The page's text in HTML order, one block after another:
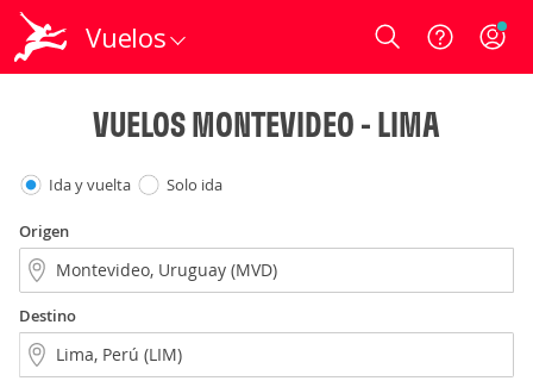
Vuelos Login
VUELOS MONTEVIDEO - LIMA
Ida y vuelta Solo ida
Origen
Destino